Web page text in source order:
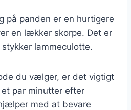
på panden er en hurtigere
en lækker skorpe. Det er
lammeculotte.
du vælger, er det vigtigt
par minutter efter
med at bevare